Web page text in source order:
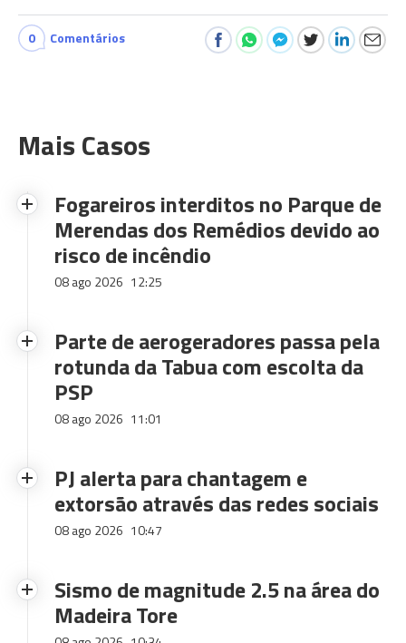
0 Comentários
Mais Casos
Fogareiros interditos no Parque de
Merendas dos Remédios devido ao
risco de incêndio
08 ago 2026 12:25
Parte de aerogeradores passa pela
rotunda da Tabua com escolta da
PSP
08 ago 2026 11:01
PJ alerta para chantagem e
extorsão através das redes sociais
08 ago 2026 10:47
Sismo de magnitude 2.5 na área do
Madeira Tore